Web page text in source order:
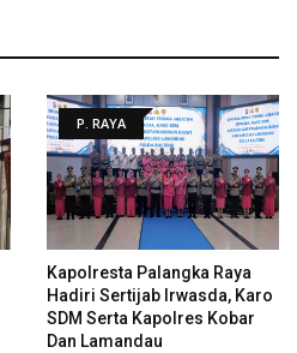
P. RAYA
Kapolresta Palangka Raya
Hadiri Sertijab Irwasda, Karo
SDM Serta Kapolres Kobar
Dan Lamandau